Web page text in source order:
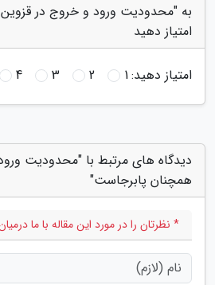
به "محدودیت ورود و خروج در
امتیاز دهید
امتیاز دهید:1
2
3
4
دیدگاه های مرتبط با "محدودیت
همچنان پابرجاست"
* نظرتان را در مورد این مقاله با ما